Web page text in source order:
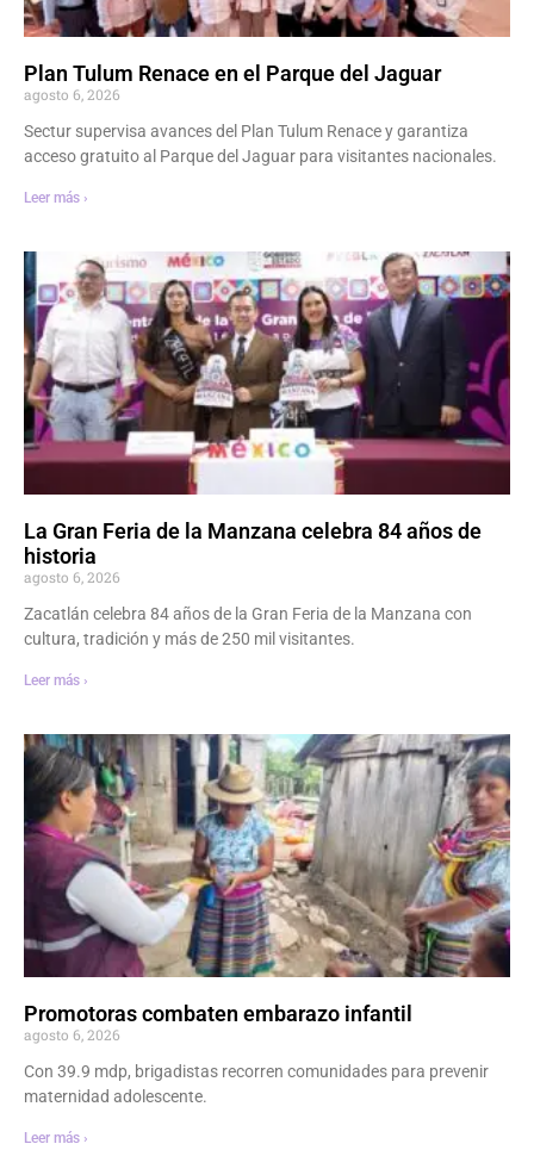
Plan Tulum Renace en el Parque del Jaguar
agosto 6, 2026
Sectur supervisa avances del Plan Tulum Renace y garantiza
acceso gratuito al Parque del Jaguar para visitantes nacionales.
Leer más ›
La Gran Feria de la Manzana celebra 84 años de
historia
agosto 6, 2026
Zacatlán celebra 84 años de la Gran Feria de la Manzana con
cultura, tradición y más de 250 mil visitantes.
Leer más ›
Promotoras combaten embarazo infantil
agosto 6, 2026
Con 39.9 mdp, brigadistas recorren comunidades para prevenir
maternidad adolescente.
Leer más ›